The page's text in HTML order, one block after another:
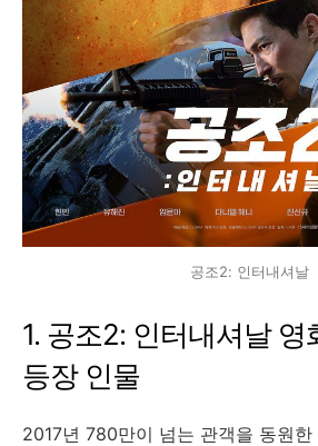
공조2: 인터내셔날
1. 공조2: 인터내셔날영
등장 인물
2017년 780만이 넘는 관객을 동원한